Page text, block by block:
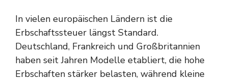
In vielen europäischen Ländern ist die
Erbschaftssteuer längst Standard.
Deutschland, Frankreich und Großbritannien
haben seit Jahren Modelle etabliert, die hohe
Erbschaften stärker belasten, während kleine